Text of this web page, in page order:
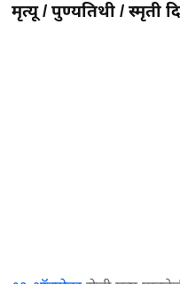
मृत्यू / पुण्यतिथी / स्मृती